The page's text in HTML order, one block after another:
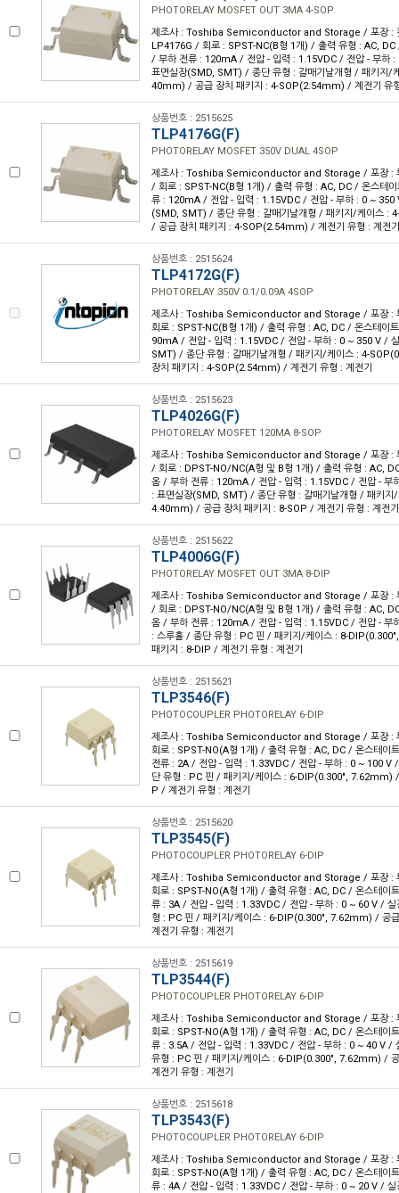
PHOTORELAY MOSFET OUT 3MA 4-SOP
제조사 : Toshiba Semiconductor and Storage / 포장 :
LP4176G / 회로 : SPST-NC(B형 1개) / 출력 유형 : AC, DC
/ 부하 전류 : 120mA / 전압 - 입력 : 1.15VDC / 전압 - 부하
표면실장(SMD, SMT) / 종단 유형 : 갈매기날개형 / 패키지/
40mm) / 공급 장치 패키지 : 4-SOP(2.54mm) / 계전기 유
상품번호 : 2515625
TLP4176G(F)
PHOTORELAY MOSFET 350V DUAL 4SOP
제조사 : Toshiba Semiconductor and Storage / 포장 :
/ 회로 : SPST-NC(B형 1개) / 출력 유형 : AC, DC / 온스테
류 : 120mA / 전압 - 입력 : 1.15VDC / 전압 - 부하 : 0 ~ 350
(SMD, SMT) / 종단 유형 : 갈매기날개형 / 패키지/케이스 :
/ 공급 장치 패키지 : 4-SOP(2.54mm) / 계전기 유형 : 계전기
상품번호 : 2515624
TLP4172G(F)
PHOTORELAY 350V 0.1/0.09A 4SOP
제조사 : Toshiba Semiconductor and Storage / 포장 :
회로 : SPST-NC(B형 1개) / 출력 유형 : AC, DC / 온스테이
90mA / 전압 - 입력 : 1.15VDC / 전압 - 부하 : 0 ~ 350 V /
SMT) / 종단 유형 : 갈매기날개형 / 패키지/케이스 : 4-
장치 패키지 : 4-SOP(2.54mm) / 계전기 유형 : 계전기
상품번호 : 2515623
TLP4026G(F)
PHOTORELAY MOSFET 120MA 8-SOP
제조사 : Toshiba Semiconductor and Storage / 포장 :
/ 회로 : DPST-NO/NC(A형 및 B형 1개) / 출력 유형 : AC,
옴 / 부하 전류 : 120mA / 전압 - 입력 : 1.15VDC / 전압 - 부
: 표면실장(SMD, SMT) / 종단 유형 : 갈매기날개형 / 패키
4.40mm) / 공급 장치 패키지 : 8-SOP / 계전기 유형 : 계전기
상품번호 : 2515622
TLP4006G(F)
PHOTORELAY MOSFET OUT 3MA 8-DIP
제조사 : Toshiba Semiconductor and Storage / 포장 :
/ 회로 : DPST-NO/NC(A형 및 B형 1개) / 출력 유형 : AC,
옴 / 부하 전류 : 120mA / 전압 - 입력 : 1.15VDC / 전압 - 부
: 스루홀 / 종단 유형 : PC 핀 / 패키지/케이스 : 8-
패키지 : 8-DIP / 계전기 유형 : 계전기
상품번호 : 2515621
TLP3546(F)
PHOTOCOUPLER PHOTORELAY 6-DIP
제조사 : Toshiba Semiconductor and Storage / 포장 :
회로 : SPST-NO(A형 1개) / 출력 유형 : AC, DC / 온스테이
전류 : 2A / 전압 - 입력 : 1.33VDC / 전압 - 부하 : 0 ~ 100 V
단 유형 : PC 핀 / 패키지/케이스 : 6-DIP(0.300", 7.62mm)
P / 계전기 유형 : 계전기
상품번호 : 2515620
TLP3545(F)
PHOTOCOUPLER PHOTORELAY 6-DIP
제조사 : Toshiba Semiconductor and Storage / 포장 :
회로 : SPST-NO(A형 1개) / 출력 유형 : AC, DC / 온스테이
류 : 3A / 전압 - 입력 : 1.33VDC / 전압 - 부하 : 0 ~ 60 V / 실
형 : PC 핀 / 패키지/케이스 : 6-DIP(0.300", 7.62mm) / 공
계전기 유형 : 계전기
상품번호 : 2515619
TLP3544(F)
PHOTOCOUPLER PHOTORELAY 6-DIP
제조사 : Toshiba Semiconductor and Storage / 포장 :
회로 : SPST-NO(A형 1개) / 출력 유형 : AC, DC / 온스테이
류 : 3.5A / 전압 - 입력 : 1.33VDC / 전압 - 부하 : 0 ~ 40 V /
유형 : PC 핀 / 패키지/케이스 : 6-DIP(0.300", 7.62mm) /
계전기 유형 : 계전기
상품번호 : 2515618
TLP3543(F)
PHOTOCOUPLER PHOTORELAY 6-DIP
제조사 : Toshiba Semiconductor and Storage / 포장 :
회로 : SPST-NO(A형 1개) / 출력 유형 : AC, DC / 온스테이
류 : 4A / 전압 - 입력 : 1.33VDC / 전압 - 부하 : 0 ~ 20 V / 실